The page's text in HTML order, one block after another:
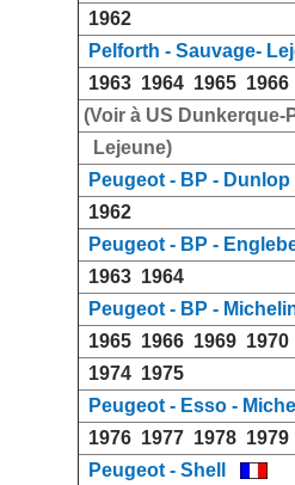
1962
Pelforth - Sauvage-
1963 1964 1965 1966
(Voir à US Dunkerque-
Lejeune)
Peugeot - BP - Dunlop
1962
Peugeot - BP -
1963 1964
Peugeot - BP -
1965 1966 1969 1970
1974 1975
Peugeot - Esso -
1976 1977 1978 1979
Peugeot - Shell